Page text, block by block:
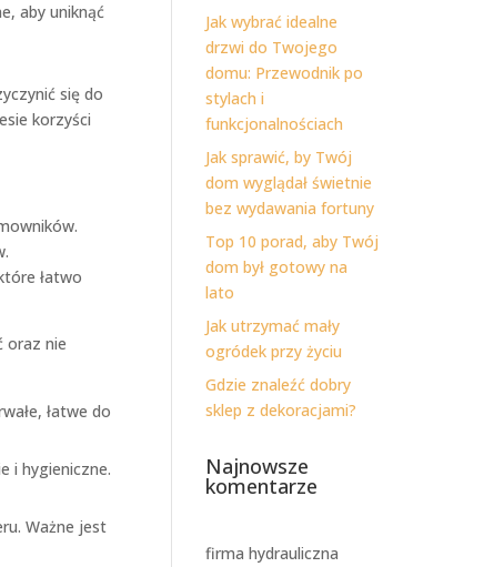
aby uniknąć
się do
korzyści
łatwo
oraz nie
łatwe do
i hygieniczne.
Ważne jest
Jak wybrać idealne
drzwi do Twojego
domu: Przewodnik po
stylach i
funkcjonalnościach
Jak sprawić, by Twój
dom wyglądał świetnie
bez wydawania fortuny
Top 10 porad, aby Twój
dom był gotowy na
lato
Jak utrzymać mały
ogródek przy życiu
Gdzie znaleźć dobry
sklep z dekoracjami?
Najnowsze
komentarze
firma hydrauliczna